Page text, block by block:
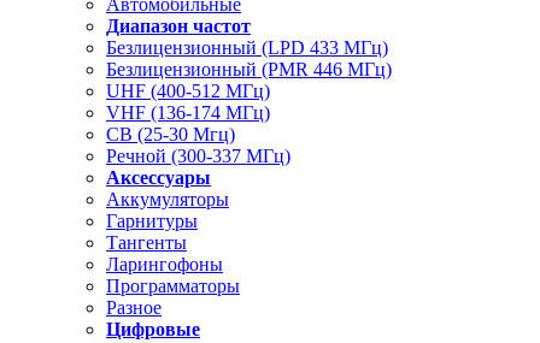
Автомобильные
Диапазон частот
Безлицензионный (LPD 433 МГц)
Безлицензионный (PMR 446 МГц)
UHF (400-512 МГц)
VHF (136-174 МГц)
CB (25-30 Мгц)
Речной (300-337 МГц)
Аксессуары
Аккумуляторы
Гарнитуры
Тангенты
Ларингофоны
Программаторы
Разное
Цифровые